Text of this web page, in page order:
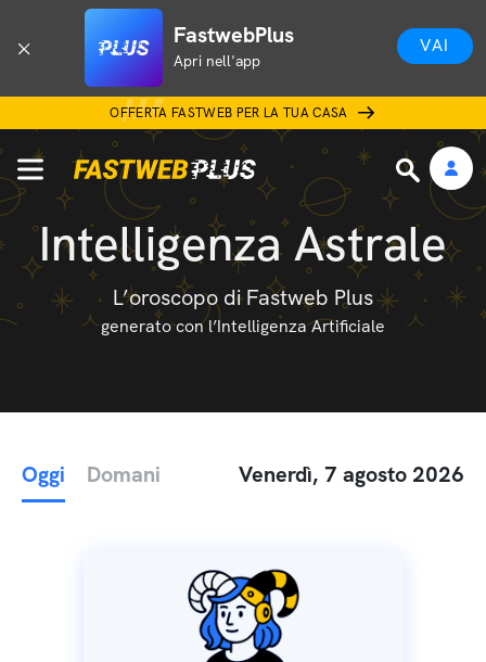
FastwebPlus
Apri nell'app
VAI
OFFERTA FASTWEB PER LA TUA CASA
Intelligenza Astrale
L’oroscopo di Fastweb Plus
generato con l’Intelligenza Artificiale
Oggi Domani Venerdì, 7 agosto 2026